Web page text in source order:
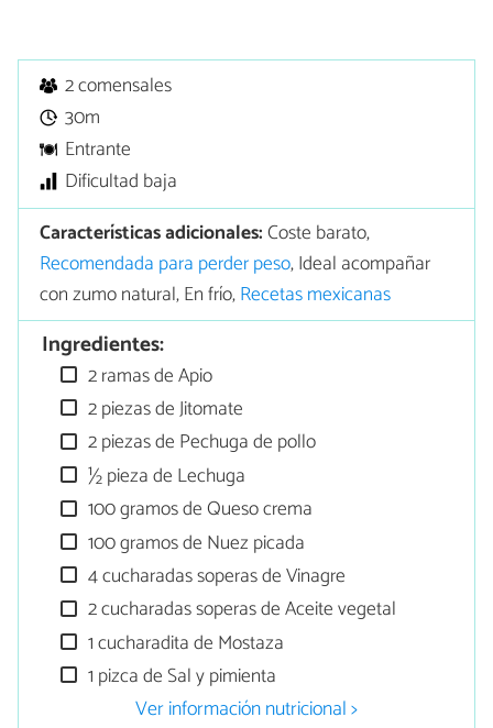
2 comensales
30m
Entrante
Dificultad baja
Características adicionales:Coste barato,
Recomendada para perder peso, Ideal acompañar
con zumo natural, En frío,Recetas mexicanas
Ingredientes:
2 ramas de Apio
2 piezas de Jitomate
2 piezas de Pechuga de pollo
½ pieza de Lechuga
100 gramos de Queso crema
100 gramos de Nuez picada
4 cucharadas soperas de Vinagre
2 cucharadas soperas de Aceite vegetal
1 cucharadita de Mostaza
1 pizca de Sal y pimienta
Ver información nutricional >